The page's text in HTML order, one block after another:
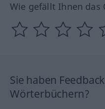
Wie gefällt Ihnen das
Sie haben
Wörterbüchern?